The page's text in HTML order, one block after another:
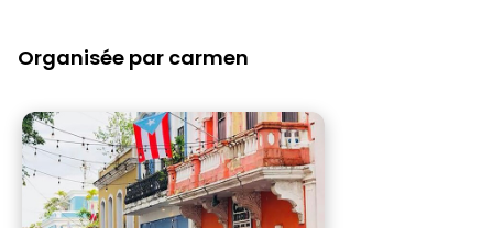
Organisée par carmen